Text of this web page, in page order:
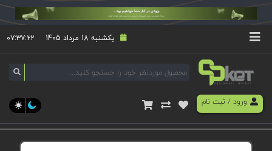
یکشنبه 18 مرداد 1405 ۰۷:۳۷:۲۲
ورود/ ثبت نام